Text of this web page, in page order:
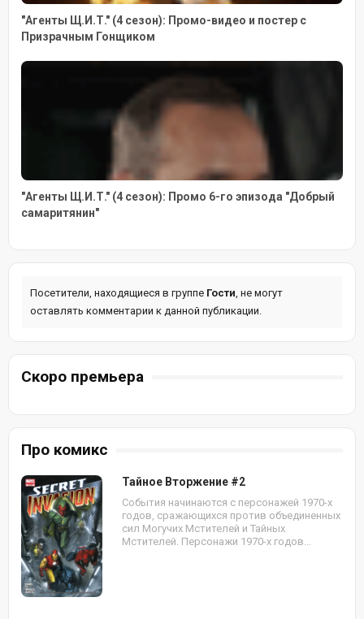
"Агенты Щ.И.Т." (4 сезон): Промо-видео и постер с
Призрачным Гонщиком
"Агенты Щ.И.Т." (4 сезон): Промо 6-го эпизода "Добрый
самаритянин"
Посетители, находящиеся в группе Гости, не могут
оставлять комментарии к данной публикации.
Скоро премьера
Про комикс
Тайное Вторжение #2
События начинаются с персонажей 1970-х
годов, сражающихся против объединенных
сил Могучих Мстителей и Тайных
Мстителей. Персонажи 1970-х годов...